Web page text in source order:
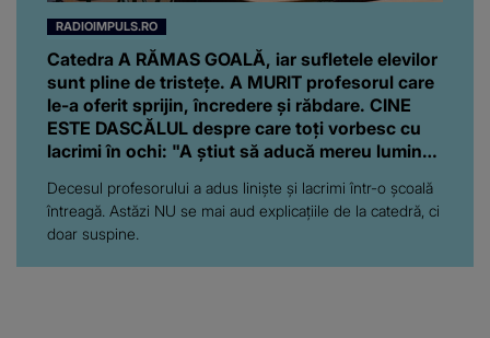
RADIOIMPULS.RO
Catedra A RĂMAS GOALĂ, iar sufletele elevilor
sunt pline de tristețe. A MURIT profesorul care
le-a oferit sprijin, încredere și răbdare. CINE
ESTE DASCĂLUL despre care toți vorbesc cu
lacrimi în ochi: "A știut să aducă mereu lumină,
Decesul profesorului a adus liniște și lacrimi într-o școală
întreagă. Astăzi NU se mai aud explicațiile de la catedră, ci
doar suspine.